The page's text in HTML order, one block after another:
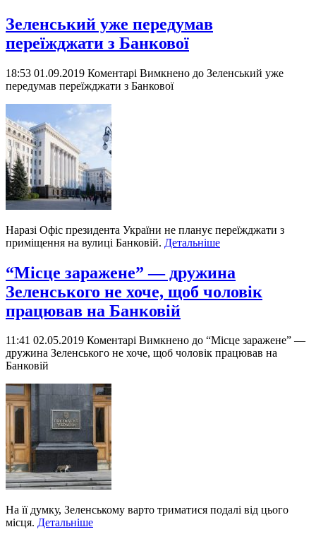
Зеленський уже передумав
переїжджати з Банкової
18:53 01.09.2019 Коментарі Вимкнено до Зеленський уже
передумав переїжджати з Банкової
Наразі Офіс президента України не планує переїжджати з
приміщення на вулиці Банковій. Детальніше
“Місце заражене” — дружина
Зеленського не хоче, щоб чоловік
працював на Банковій
11:41 02.05.2019 Коментарі Вимкнено до “Місце заражене” —
дружина Зеленського не хоче, щоб чоловік працював на
Банковій
На її думку, Зеленському варто триматися подалі від цього
місця. Детальніше